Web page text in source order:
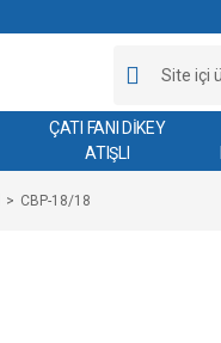
ÇATI FANI DİKEY
ATIŞLI
CBP-18/18